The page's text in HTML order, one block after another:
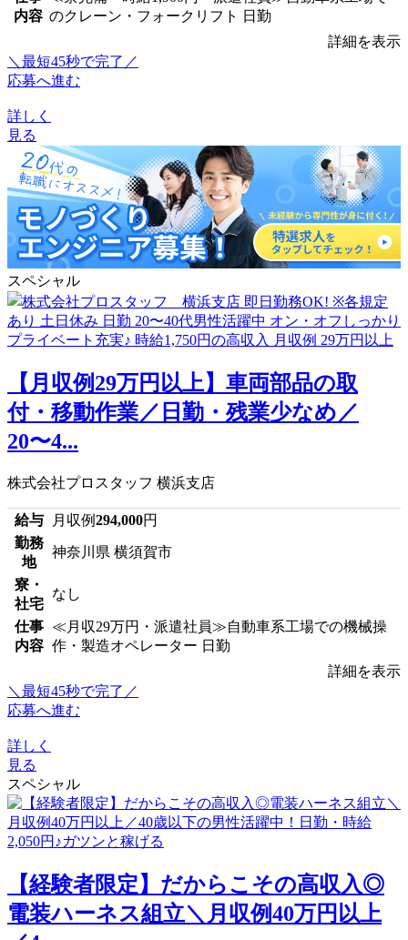
内容 のクレーン・フォークリフト 日勤
詳細を表示
＼最短45秒で完了／
応募へ進む
詳しく
見る
スペシャル
【月収例29万円以上】車両部品の取
付・移動作業／日勤・残業少なめ／
20〜4...
株式会社プロスタッフ 横浜支店
給与 月収例294,000円
勤務
地
神奈川県 横須賀市
寮・
社宅
なし
仕事
内容
≪月収29万円・派遣社員≫自動車系工場での機械操
作・製造オペレーター 日勤
詳細を表示
＼最短45秒で完了／
応募へ進む
詳しく
見る
スペシャル
【経験者限定】だからこその高収入◎
電装ハーネス組立＼月収例40万円以上